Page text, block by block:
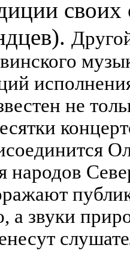
своих
не
народов
а звуки